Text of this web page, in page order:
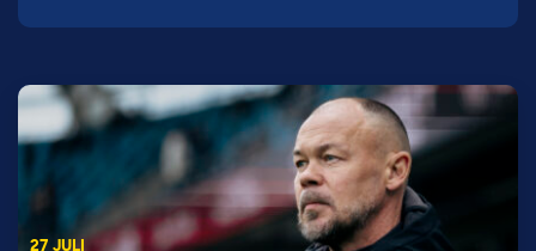
27 JULI